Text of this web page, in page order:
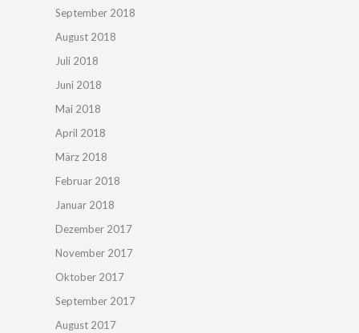
September 2018
August 2018
Juli 2018
Juni 2018
Mai 2018
April 2018
März 2018
Februar 2018
Januar 2018
Dezember 2017
November 2017
Oktober 2017
September 2017
August 2017